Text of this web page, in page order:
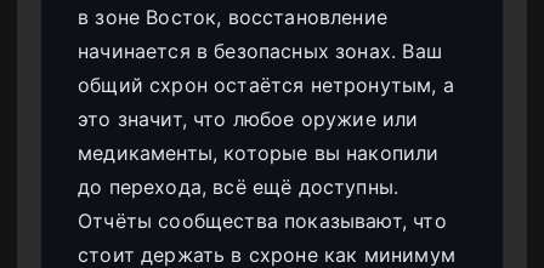
в зоне Восток, восстановление
начинается в безопасных зонах. Ваш
общий схрон остаётся нетронутым, а
это значит, что любое оружие или
медикаменты, которые вы накопили
до перехода, всё ещё доступны.
Отчёты сообщества показывают, что
стоит держать в схроне как минимум